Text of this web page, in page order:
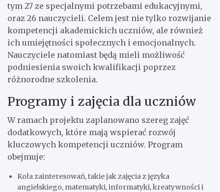
tym 27 ze specjalnymi potrzebami edukacyjnymi,
oraz 26 nauczycieli. Celem jest nie tylko rozwijanie
kompetencji akademickich uczniów, ale również
ich umiejętności społecznych i emocjonalnych.
Nauczyciele natomiast będą mieli możliwość
podniesienia swoich kwalifikacji poprzez
różnorodne szkolenia.
Programy i zajęcia dla uczniów
W ramach projektu zaplanowano szereg zajęć
dodatkowych, które mają wspierać rozwój
kluczowych kompetencji uczniów. Program
obejmuje:
Koła zainteresowań, takie jak zajęcia z języka
angielskiego, matematyki, informatyki, kreatywności i